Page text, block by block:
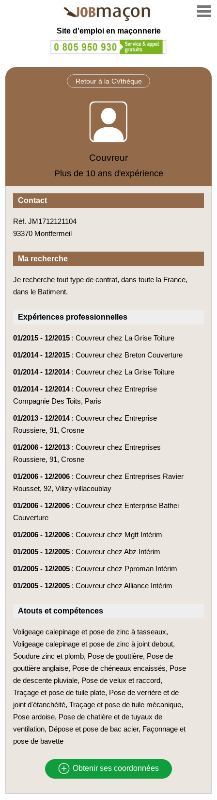
Site d'emploi en maçonnerie
Retour à la CVthèque
Couvreur
Plus de 10 ans d'expérience
Contact
Réf. JM1712121104
93370 Montfermeil
Ma recherche
Je recherche tout type de contrat, dans toute la France,
dans le Batiment.
Expériences professionnelles
01/2015 - 12/2015 : Couvreur chez La Grise Toiture
01/2014 - 12/2015 : Couvreur chez Breton Couverture
01/2014 - 12/2014: Couvreur chez La Grise Toiture
01/2014 - 12/2014: Couvreur chez Entreprise
Compagnie Des Toits, Paris
01/2013 - 12/2014: Couvreur chez Entreprise
Roussiere, 91, Crosne
01/2006 - 12/2013 : Couvreur chez Entreprises
Roussiere, 91, Crosne
01/2006 - 12/2006 : Couvreur chez Entreprises Ravier
Rousset, 92, Vilizy-villacoublay
01/2006 - 12/2006 : Couvreur chez Enterprise Bathei
Couverture
01/2006 - 12/2006 : Couvreur chez Mgtt Intérim
01/2005 - 12/2005 : Couvreur chez Abz Intérim
01/2005 - 12/2005 : Couvreur chez Pproman Intérim
01/2005 - 12/2005 : Couvreur chez Alliance Intérim
Atouts et compétences
Voligeage calepinage et pose de zinc à tasseaux,
Voligeage calepinage et pose de zinc à joint debout,
Soudure zinc et plomb, Pose de gouttière, Pose de
gouttière anglaise, Pose de chéneaux encaissés, Pose
de descente pluviale, Pose de velux et raccord,
Traçage et pose de tuile plate, Pose de verrière et de
joint d'étanchéité, Traçage et pose de tuile mécanique,
Pose ardoise, Pose de chatière et de tuyaux de
ventilation, Dépose et pose de bac acier, Façonnage et
pose de bavette
Obtenir ses coordonnées